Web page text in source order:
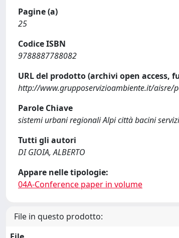
Pagine (a)
25
Codice ISBN
9788887788082
URL del prodotto (archivi open access,
http://www.grupposervizioambiente.it/aisre/
Parole Chiave
sistemi urbani regionali Alpi città bacini servizi
Tutti gli autori
DI GIOIA, ALBERTO
Appare nelle tipologie:
04A-Conference paper in volume
File in questo prodotto: